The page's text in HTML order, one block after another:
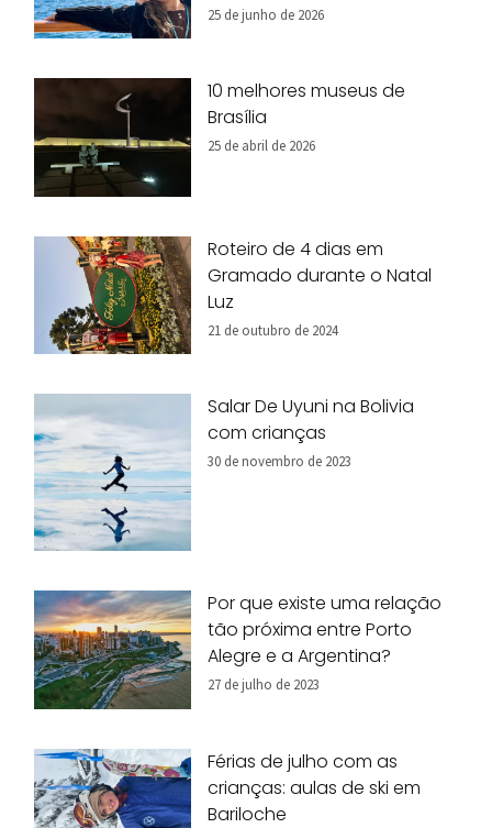
25 de junho de 2026
10 melhores museus de
Brasília
25 de abril de 2026
Roteiro de 4 dias em
Gramado durante o Natal
Luz
21 de outubro de 2024
Salar De Uyuni na Bolivia
com crianças
30 de novembro de 2023
Por que existe uma relação
tão próxima entre Porto
Alegre e a Argentina?
27 de julho de 2023
Férias de julho com as
crianças: aulas de ski em
Bariloche